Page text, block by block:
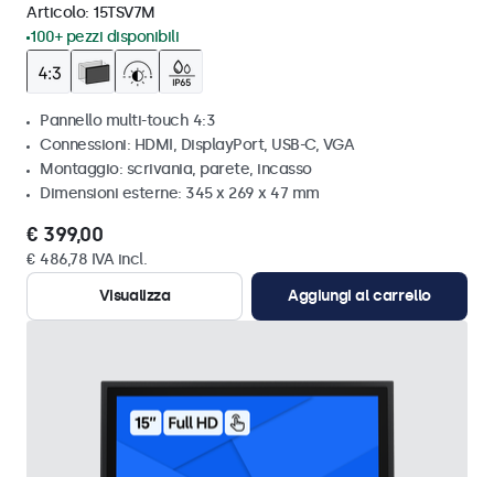
Articolo: 15TSV7M
100+ pezzi disponibili
Pannello multi-touch 4:3
Connessioni: HDMI, DisplayPort, USB-C, VGA
Montaggio: scrivania, parete, incasso
Dimensioni esterne: 345 x 269 x 47 mm
€ 399,00
€ 486,78 IVA incl.
Visualizza
Aggiungi al carrello